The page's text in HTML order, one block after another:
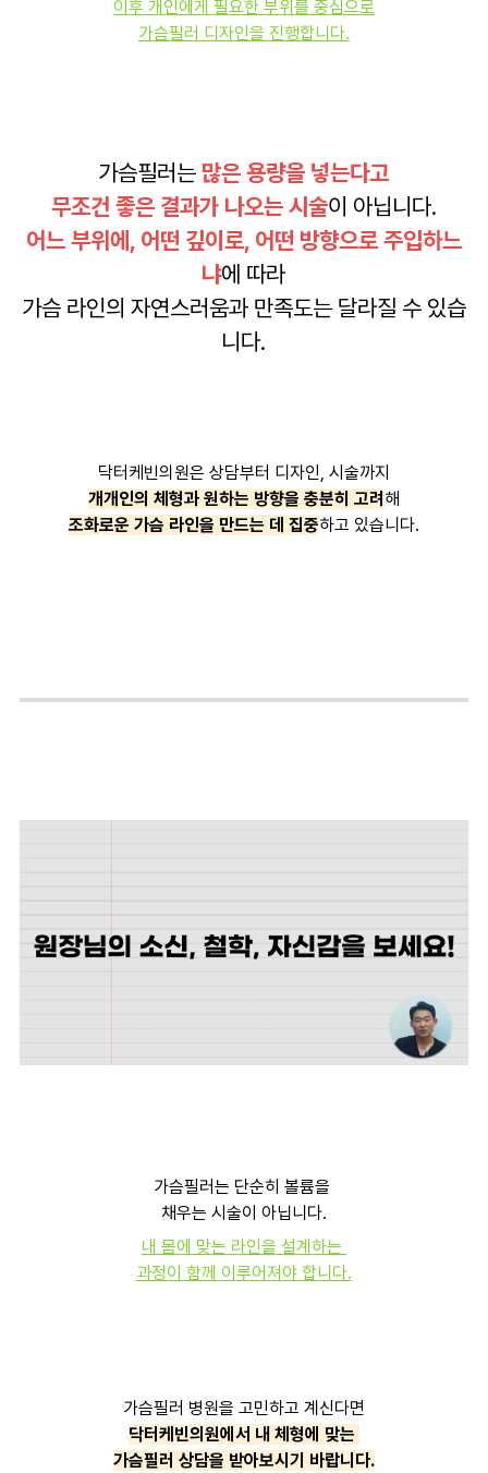
이후 개인에게 필요한 부위를 중심으로
가슴필러 디자인을 진행합니다.
가슴필러는 많은 용량을 넣는다고
무조건 좋은 결과가 나오는 시술이 아닙니다.
어느 부위에, 어떤 깊이로, 어떤 방향으로 주입하느
냐에 따라
가슴 라인의 자연스러움과 만족도는 달라질 수 있습
니다.
닥터케빈의원은 상담부터 디자인, 시술까지
개개인의 체형과 원하는 방향을 충분히 고려 해
조화로운 가슴 라인을 만드는 데 집중하고 있습니다.
가슴필러는 단순히 볼륨을
채우는 시술이 아닙니다.
내 몸에 맞는 라인을 설계하는
과정이 함께 이루어져야 합니다.
가슴필러 병원을 고민하고 계신다면
닥터케빈의원에서 내 체형에 맞는
가슴필러 상담을 받아보시기 바랍니다.